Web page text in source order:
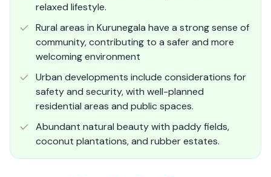
relaxed lifestyle.
Rural areas in Kurunegala have a strong sense of
community, contributing to a safer and more
welcoming environment​
Urban developments include considerations for
safety and security, with well-planned
residential areas and public spaces​.
Abundant natural beauty with paddy fields,
coconut plantations, and rubber estates.